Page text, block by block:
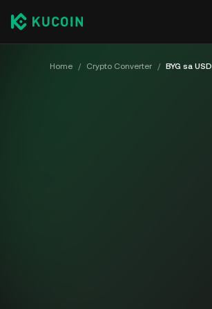
Home / Crypto Converter / BYG sa USD